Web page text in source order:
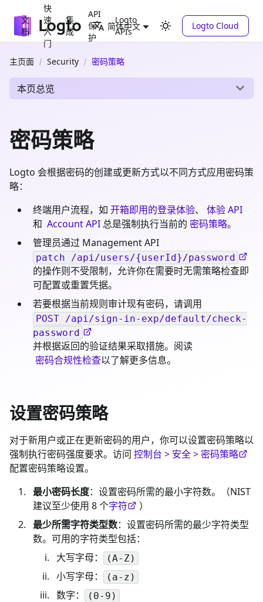
文
档
快
速
入
门
集
成
API
保
护
Logto
APIs
简体中文 Logto Cloud
主页面 Security 密码策略
本页总览
密码策略
Logto 会根据密码的创建或更新方式以不同方式应用密码策
略：
终端用户流程，如 开箱即用的登录体验、
体验 API
和 Account API 总是强制执行当前的 密码策略。
管理员通过 Management API
patch /api/users/{userId}/password
的操作则不受限制，允许你在需要时无需策略检查即
可配置或重置凭据。
若要根据当前规则审计现有密码，请调用
POST /api/sign-in-exp/default/check-
password
并根据返回的验证结果采取措施。阅读
密码合规性检查以了解更多信息。
设置密码策略
对于新用户或正在更新密码的用户，你可以设置密码策略以
强制执行密码强度要求。访问 控制台 > 安全 > 密码策略
配置密码策略设置。
最小密码长度：设置密码所需的最小字符数。（NIST
建议至少使用 8 个字符
）
最少所需字符类型数：设置密码所需的最少字符类型
数。可用的字符类型包括：
大写字母：
(A-Z)
小写字母： (a-z)
数字： (0-9)